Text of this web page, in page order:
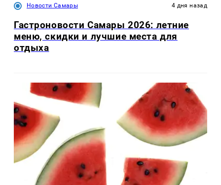
Новости Самары 4 дня назад
Гастроновости Самары 2026: летние
меню, скидки и лучшие места для
отдыха